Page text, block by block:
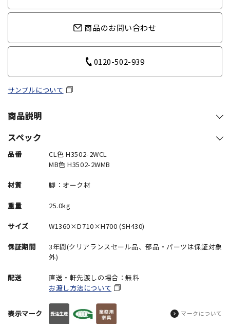
商品のお問い合わせ
0120-502-939
サンプルについて
商品説明
スペック
品番
CL色 H3502-2WCL
MB色 H3502-2WMB
材質 脚：オーク材
重量 25.0kg
サイズ W1360×D710×H700 (SH430)
保証期間
3年間(クリアランスセール品、部品・パーツは保証対象
外)
配送
直送・軒先渡しの場合：無料
お渡し方法について
表示マーク マークについて